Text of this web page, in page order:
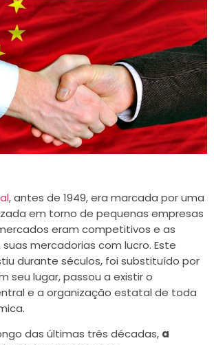
, antes de 1949, era marcada por uma
em torno de pequenas empresas
eram competitivos e as
mercadorias com lucro. Este
durante séculos, foi substituído por
seu lugar, passou a existir o
e a organização estatal de toda
das últimas três décadas, a